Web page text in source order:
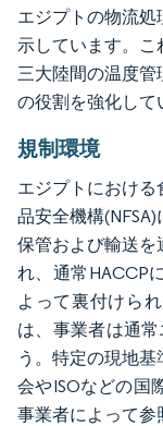
エジプトの物流
示しています。こ
三大陸間の温度管
の役割を強化して
規制環境
エジプトにおけ
品安全機構
保管および輸送を
れ、通常HACCP
よって裏付けら
は、事業者は通
う。特定の現地
会やISOなどの国
事業者によって参